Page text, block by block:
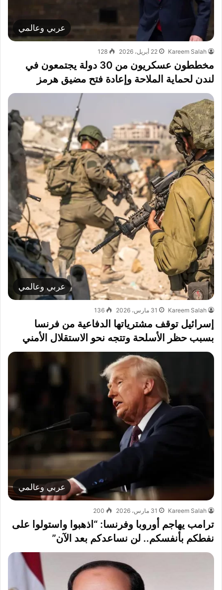
عربي وعالمي
Kareem Salah 22 أبريل، 2026 128
مخططون عسكريون من 30 دولة يجتمعون في
لندن لحماية الملاحة وإعادة فتح مضيق هرمز
عربي وعالمي
Kareem Salah 31 مارس، 2026 136
إسرائيل توقف مشترياتها الدفاعية من فرنسا
بسبب حظر الأسلحة وتتجه نحو الاستقلال الأمني
عربي وعالمي
Kareem Salah 31 مارس، 2026 200
ترامب يهاجم أوروبا وفرنسا: “اذهبوا واستولوا على
نفطكم بأنفسكم.. لن نساعدكم بعد الآن”